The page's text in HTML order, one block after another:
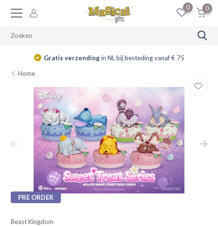
0 0
Gratis verzendingin NL bij besteding vanaf € 75
Home
PRE ORDER
Beast Kingdom